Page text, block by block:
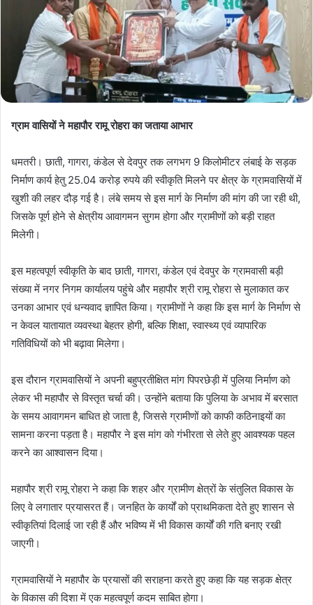
ग्राम वासियों ने महापौर रामू रोहरा का जताया आभार
धमतरी। छाती, गागरा, कंडेल से देवपुर तक लगभग 9 किलोमीटर लंबाई के सड़क
निर्माण कार्य हेतु 25.04 करोड़ रुपये की स्वीकृति मिलने पर क्षेत्र के ग्रामवासियों में
खुशी की लहर दौड़ गई है। लंबे समय से इस मार्ग के निर्माण की मांग की जा रही थी,
जिसके पूर्ण होने से क्षेत्रीय आवागमन सुगम होगा और ग्रामीणों को बड़ी राहत
मिलेगी।
इस महत्वपूर्ण स्वीकृति के बाद छाती, गागरा, कंडेल एवं देवपुर के ग्रामवासी बड़ी
संख्या में नगर निगम कार्यालय पहुंचे और महापौर श्री रामू रोहरा से मुलाकात कर
उनका आभार एवं धन्यवाद ज्ञापित किया। ग्रामीणों ने कहा कि इस मार्ग के निर्माण से
न केवल यातायात व्यवस्था बेहतर होगी, बल्कि शिक्षा, स्वास्थ्य एवं व्यापारिक
गतिविधियों को भी बढ़ावा मिलेगा।
इस दौरान ग्रामवासियों ने अपनी बहुप्रतीक्षित मांग पिपरछेड़ी में पुलिया निर्माण को
लेकर भी महापौर से विस्तृत चर्चा की। उन्होंने बताया कि पुलिया के अभाव में बरसात
के समय आवागमन बाधित हो जाता है, जिससे ग्रामीणों को काफी कठिनाइयों का
सामना करना पड़ता है। महापौर ने इस मांग को गंभीरता से लेते हुए आवश्यक पहल
करने का आश्वासन दिया।
महापौर श्री रामू रोहरा ने कहा कि शहर और ग्रामीण क्षेत्रों के संतुलित विकास के
लिए वे लगातार प्रयासरत हैं। जनहित के कार्यों को प्राथमिकता देते हुए शासन से
स्वीकृतियां दिलाई जा रही हैं और भविष्य में भी विकास कार्यों की गति बनाए रखी
जाएगी।
ग्रामवासियों ने महापौर के प्रयासों की सराहना करते हुए कहा कि यह सड़क क्षेत्र
के विकास की दिशा में एक महत्वपूर्ण कदम साबित होगा।